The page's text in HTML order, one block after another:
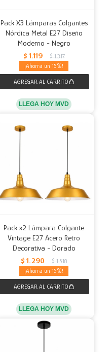
Pack X3 Lámparas Colgantes
Nórdica Metal E27 Diseño
Moderno - Negro
$ 1.119 $ 1.317
15
LLEGA HOY MVD
Pack x2 Lámpara Colgante
Vintage E27 Acero Retro
Decorativa - Dorado
$ 1.290 $ 1.518
15
LLEGA HOY MVD